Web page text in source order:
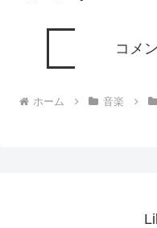
コメ
ホーム 音楽